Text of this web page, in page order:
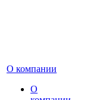
О компании
О